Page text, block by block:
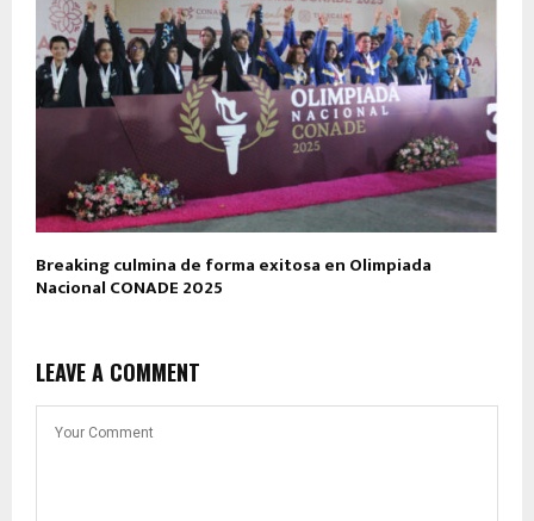
Breaking culmina de forma exitosa en Olimpiada
Nacional CONADE 2025
LEAVE A COMMENT